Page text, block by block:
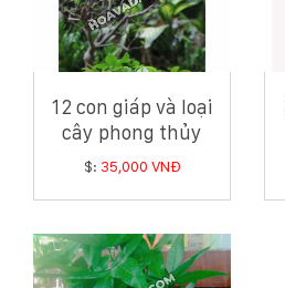
12 con giáp và loại
cây phong thủy
hợp tuổi có thể bạn
$: 35,000 VNĐ